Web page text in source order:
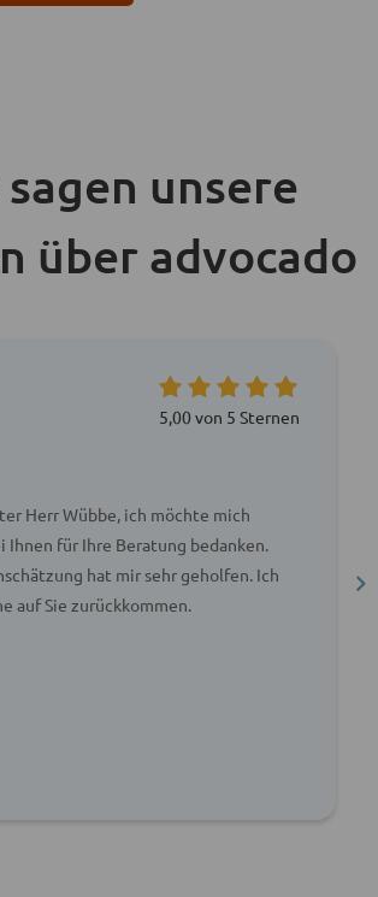
sagen unsere
über advocado
5,00 von 5 Sternen
Herr Wübbe, ich möchte mich
Ihnen für Ihre Beratung bedanken.
hat mir sehr geholfen. Ich
auf Sie zurückkommen.